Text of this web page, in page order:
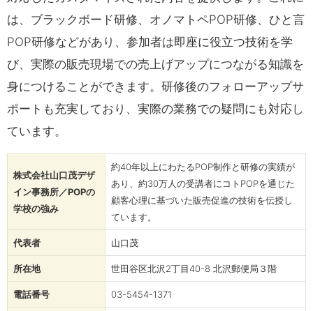
は、ブラックボード研修、オノマトペPOP研修、ひと言
POP研修などがあり、参加者は即座に役立つ技術を学
び、実際の販売現場での売上げアップにつながる知識を
身につけることができます。研修後のフォローアップサ
ポートも充実しており、実際の業務での疑問にも対応し
ています​。
株式会社山口茂デザ
イン事務所／POPの
学校の強み
約40年以上にわたるPOP制作と研修の実績が
あり、約30万人の受講者にコトPOPを通じた
顧客心理に基づいた販売促進の技術を伝授し
ています。
代表者 山口茂
所在地 世田谷区北沢2丁目40-8 北沢郵便局３階
電話番号 03-5454-1371